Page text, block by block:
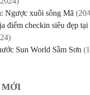
Ngược xuôi sông Mã (20/
điểm checkin siêu đẹp
Sun World Sầm Sơn
MỚI